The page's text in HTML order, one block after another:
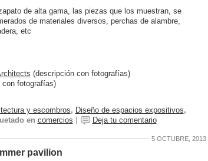
de alta gama, las piezas que los muestran, se
de materiales diversos, perchas de alambre,
etc
(descripción con fotografías)
fotografías)
y escombros, Diseño de espacios expositivos,
en comercios Deja tu comentario
5 OCTUBRE, 2013
pavilion